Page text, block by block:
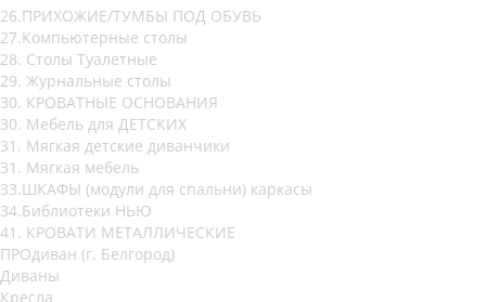
26.ПРИХОЖИЕ/ТУМБЫ ПОД ОБУВЬ
27.Компьютерные столы
28. Столы Туалетные
29. Журнальные столы
30. КРОВАТНЫЕ ОСНОВАНИЯ
30. Мебель для ДЕТСКИХ
31. Мягкая детские диванчики
31. Мягкая мебель
33.ШКАФЫ (модули для спальни) каркасы
34.Библиотеки НЬЮ
41. КРОВАТИ МЕТАЛЛИЧЕСКИЕ
ПРОдиван (г. Белгород)
Диваны
Кресла